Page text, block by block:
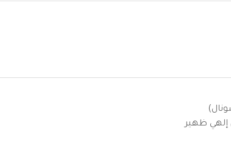
إلهي ظهير